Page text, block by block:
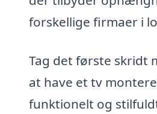
forskellige firmaer i
Tag det første skridt
at have et tv
funktionelt og